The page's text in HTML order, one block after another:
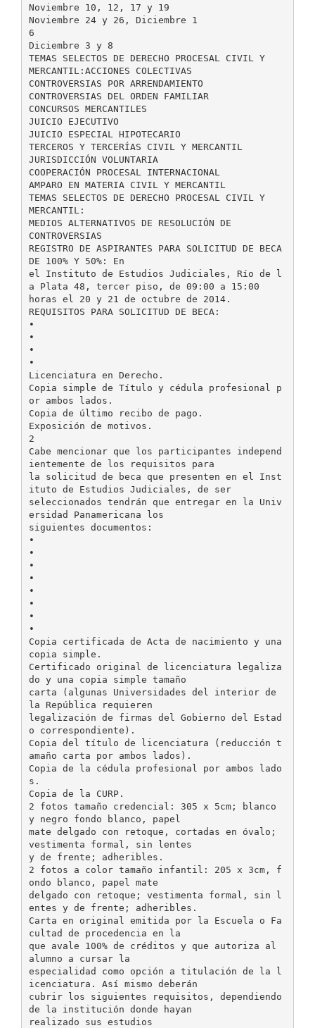
Noviembre 10, 12, 17 y 19
Noviembre 24 y 26, Diciembre 1
6
Diciembre 3 y 8
TEMAS SELECTOS DE DERECHO PROCESAL CIVIL Y
MERCANTIL:ACCIONES COLECTIVAS
CONTROVERSIAS POR ARRENDAMIENTO
CONTROVERSIAS DEL ORDEN FAMILIAR
CONCURSOS MERCANTILES
JUICIO EJECUTIVO
JUICIO ESPECIAL HIPOTECARIO
TERCEROS Y TERCERÍAS CIVIL Y MERCANTIL
JURISDICCIÓN VOLUNTARIA
COOPERACIÓN PROCESAL INTERNACIONAL
AMPARO EN MATERIA CIVIL Y MERCANTIL
TEMAS SELECTOS DE DERECHO PROCESAL CIVIL Y
MERCANTIL:
MEDIOS ALTERNATIVOS DE RESOLUCIÓN DE
CONTROVERSIAS
REGISTRO DE ASPIRANTES PARA SOLICITUD DE BECA
DE 100% Y 50%: En
el Instituto de Estudios Judiciales, Río de l
a Plata 48, tercer piso, de 09:00 a 15:00
horas el 20 y 21 de octubre de 2014.
REQUISITOS PARA SOLICITUD DE BECA:
•
•
•
•
Licenciatura en Derecho.
Copia simple de Título y cédula profesional p
or ambos lados.
Copia de último recibo de pago.
Exposición de motivos.
2
Cabe mencionar que los participantes independ
ientemente de los requisitos para
la solicitud de beca que presenten en el Inst
ituto de Estudios Judiciales, de ser
seleccionados tendrán que entregar en la Univ
ersidad Panamericana los
siguientes documentos:
•
•
•
•
•
•
•
•
Copia certificada de Acta de nacimiento y una
copia simple.
Certificado original de licenciatura legaliza
do y una copia simple tamaño
carta (algunas Universidades del interior de
la República requieren
legalización de firmas del Gobierno del Estad
o correspondiente).
Copia del título de licenciatura (reducción t
amaño carta por ambos lados).
Copia de la cédula profesional por ambos lado
s.
Copia de la CURP.
2 fotos tamaño credencial: 305 x 5cm; blanco
y negro fondo blanco, papel
mate delgado con retoque, cortadas en óvalo;
vestimenta formal, sin lentes
y de frente; adheribles.
2 fotos a color tamaño infantil: 205 x 3cm, f
ondo blanco, papel mate
delgado con retoque; vestimenta formal, sin l
entes y de frente; adheribles.
Carta en original emitida por la Escuela o Fa
cultad de procedencia en la
que avale 100% de créditos y que autoriza al
alumno a cursar la
especialidad como opción a titulación de la l
icenciatura. Así mismo deberán
cubrir los siguientes requisitos, dependiendo
de la institución donde hayan
realizado sus estudios